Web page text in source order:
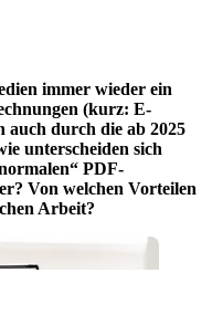
immer wieder ein
(kurz: E-
auch durch die ab 2025
unterscheiden sich
PDF-
Von welchen Vorteilen
Arbeit?